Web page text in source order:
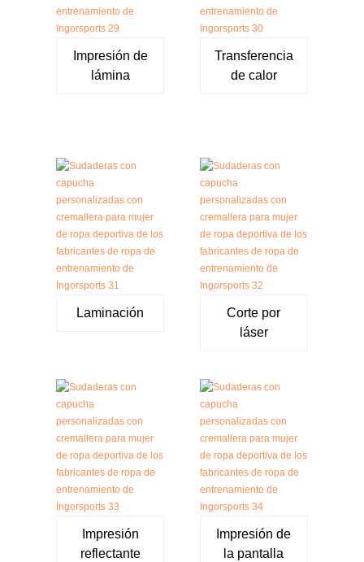
Impresión de
lámina
Transferencia
de calor
Laminación
Corte por
láser
Impresión
reflectante
Impresión de
la pantalla